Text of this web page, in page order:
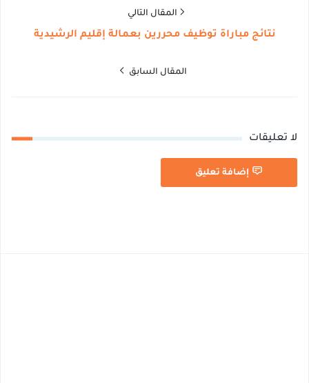
المقال التالي
نتائج مباراة توظيف محررين بعمالة إقليم الرشيدية
المقال السابق
لا تعليقات
إضافة تعليق